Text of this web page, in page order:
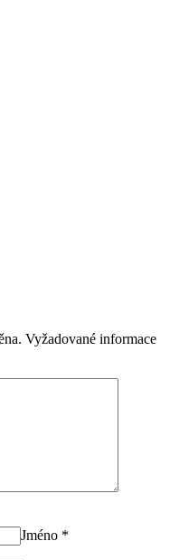
Vyžadované informace
Jméno *